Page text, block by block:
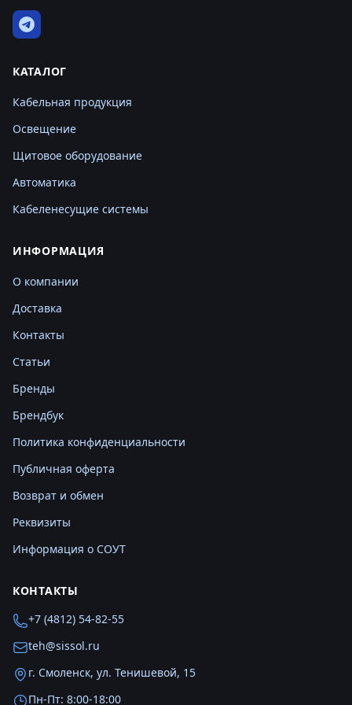
КАТАЛОГ
Кабельная продукция
Освещение
Щитовое оборудование
Автоматика
Кабеленесущие системы
ИНФОРМАЦИЯ
О компании
Доставка
Контакты
Статьи
Бренды
Брендбук
Политика конфиденциальности
Публичная оферта
Возврат и обмен
Реквизиты
Информация о СОУТ
КОНТАКТЫ
+7 (4812) 54-82-55
teh@sissol.ru
г. Смоленск, ул. Тенишевой, 15
Пн-Пт: 8:00-18:00